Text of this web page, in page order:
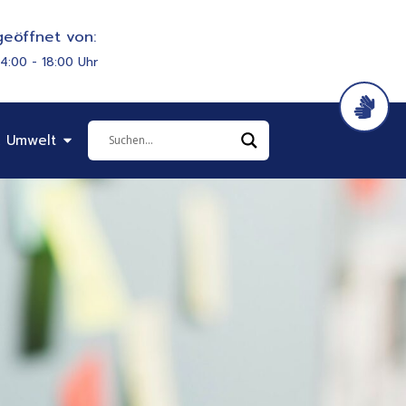
von:
- 18:00 Uhr
& Soziales
Umwelt Öffne Bauen & Umwelt